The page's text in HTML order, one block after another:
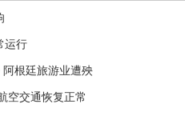
运行
根廷旅游业遭殃
空交通恢复正常